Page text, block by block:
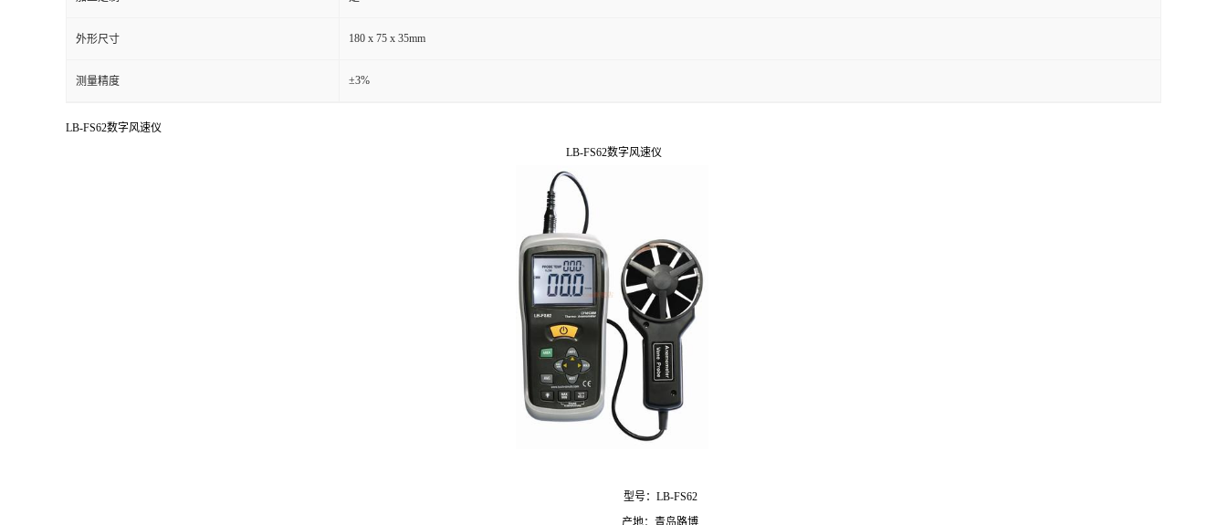
外形尺寸 180 x 75 x 35mm
测量精度 ±3%
LB-FS62数字风速仪
LB-FS62数字风速仪
型号：LB-FS62
产地：青岛路博